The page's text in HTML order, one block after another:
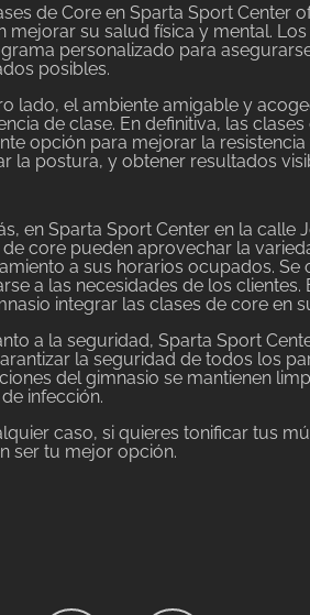
de Core en Sparta Sport Center
mejorar su salud física y mental.
personalizado para
posibles.
lado, el ambiente amigable y
de clase. En definitiva, las
opción para mejorar la
la postura, y obtener resultados
en Sparta Sport Center en la calle
core pueden aprovechar la
a sus horarios ocupados.
a las necesidades de los
integrar las clases de core en
a la seguridad, Sparta Sport
la seguridad de todos los
del gimnasio se mantienen
infección.
caso, si quieres tonificar tus
ser tu mejor opción.